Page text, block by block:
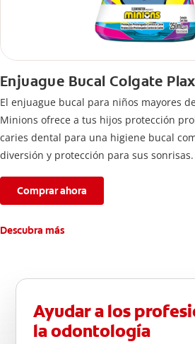
Enjuague Bucal Colgate
El enjuague bucal para niños mayores
Minions ofrece a tus hijos protección
caries dental para una higiene bucal
diversión y protección para sus sonrisas.
Comprar ahora
Descubra más
Ayudar a los
la odontología